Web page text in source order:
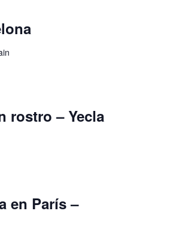
rostro – Yecla
en París –